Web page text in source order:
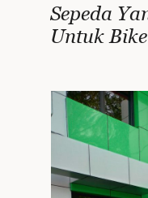
Sepeda
Untuk